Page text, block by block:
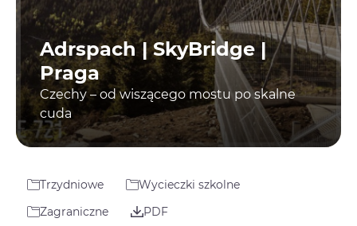
Adrspach | SkyBridge |
Praga
Czechy – od wiszącego mostu po skalne
cuda
Trzydniowe
Wycieczki szkolne
Zagraniczne
PDF